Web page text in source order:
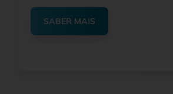
SABER MAIS